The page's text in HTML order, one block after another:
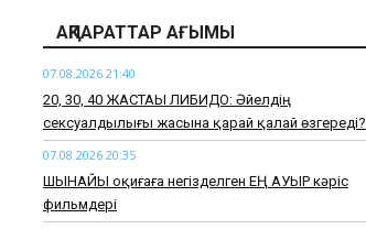
АҚПАРАТТАР АҒЫМЫ
07.08.2026 21:40
​20, 30, 40 ЖАСТАҒЫ ЛИБИДО: Әйелдің
сексуалдылығы жасына қарай қалай өзгереді?
07.08.2026 20:35
​ШЫНАЙЫ оқиғаға негізделген ЕҢ АУЫР кәріс
фильмдері